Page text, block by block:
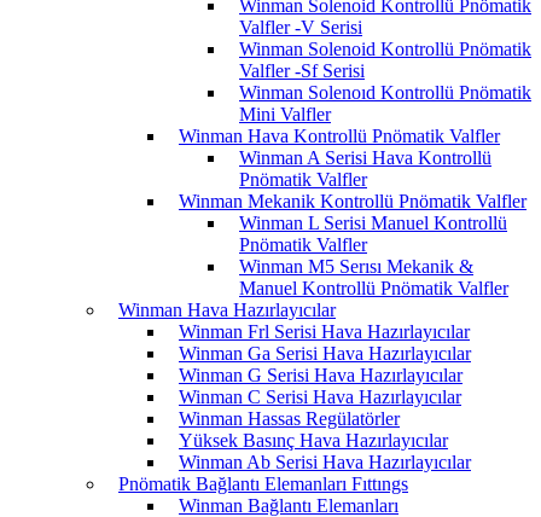
Winman Solenoid Kontrollü Pnömatik
Valfler -V Serisi
Winman Solenoid Kontrollü Pnömatik
Valfler -Sf Serisi
Winman Solenoıd Kontrollü Pnömatik
Mini Valfler
Winman Hava Kontrollü Pnömatik Valfler
Winman A Serisi Hava Kontrollü
Pnömatik Valfler
Winman Mekanik Kontrollü Pnömatik Valfler
Winman L Serisi Manuel Kontrollü
Pnömatik Valfler
Winman M5 Serısı Mekanik &
Manuel Kontrollü Pnömatik Valfler
Winman Hava Hazırlayıcılar
Winman Frl Serisi Hava Hazırlayıcılar
Winman Ga Serisi Hava Hazırlayıcılar
Winman G Serisi Hava Hazırlayıcılar
Winman C Serisi Hava Hazırlayıcılar
Winman Hassas Regülatörler
Yüksek Basınç Hava Hazırlayıcılar
Winman Ab Serisi Hava Hazırlayıcılar
Pnömatik Bağlantı Elemanları Fıttıngs
Winman Bağlantı Elemanları